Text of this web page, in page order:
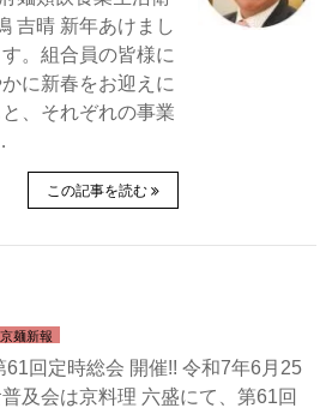
吉晴 新年あけまし
。組合員の皆様に
に新春をお迎えに
、それぞれの事業
この記事を読む
京麺新報
回定時総会 開催!! 令和7年6月25
及会は京料理 六盛にて、第61回